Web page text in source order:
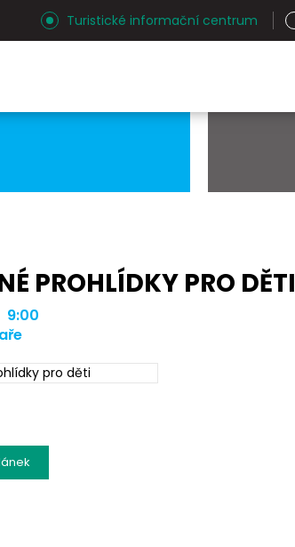
Turistické informační centrum
PROHLÍDKY PRO DĚTI
9:00